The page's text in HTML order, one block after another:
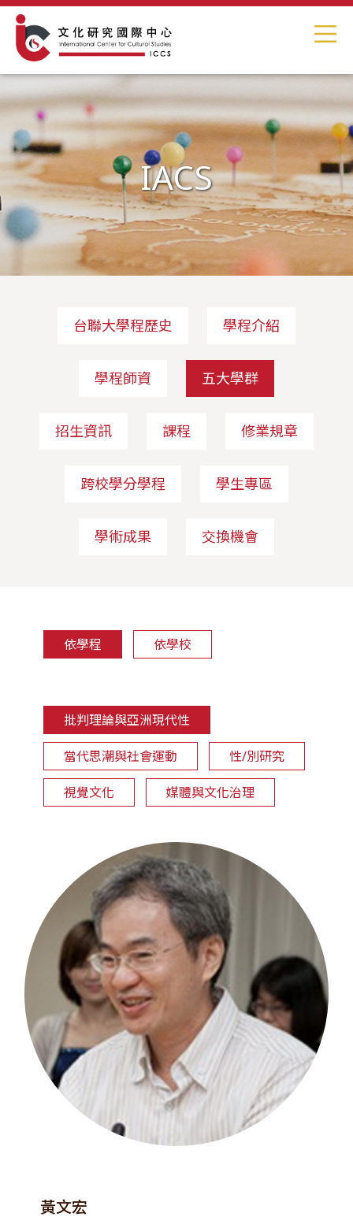
IACS
台聯大學程歷史 學程介紹
學程師資 五大學群
招生資訊 課程 修業規章
跨校學分學程 學生專區
學術成果 交換機會
依學程 依學校
批判理論與亞洲現代性
當代思潮與社會運動 性/別研究
視覺文化 媒體與文化治理
黃文宏